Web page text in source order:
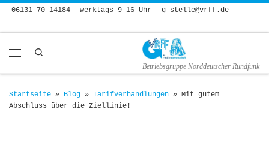
Zum Inhalt springen
06131 70-14184 werktags 9-16 Uhr g-stelle@vrff.de
Betriebsgruppe Norddeutscher Rundfunk
Startseite » Blog » Tarifverhandlungen » Mit gutem
Abschluss über die Ziellinie!